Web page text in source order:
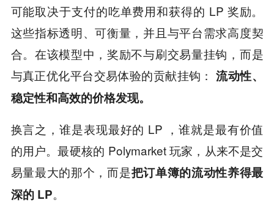
可能取决于支付的吃单费用和获得的 LP 奖励。
这些指标透明、可衡量，并且与平台需求高度契
合。在该模型中，奖励不与刷交易量挂钩，而是
与真正优化平台交易体验的贡献挂钩：流动性、
稳定性和高效的价格发现。
换言之，谁是表现最好的 LP ，谁就是最有价值
的用户。最硬核的 Polymarket 玩家，从来不是交
易量最大的那个，而是把订单簿的流动性养得最
深的 LP。